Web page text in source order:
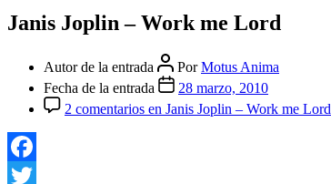
Janis Joplin – Work me Lord
Autor de la entrada PorMotus Anima
Fecha de la entrada
28 marzo, 2010
2 comentarios en Janis Joplin – Work me Lord
Facebook